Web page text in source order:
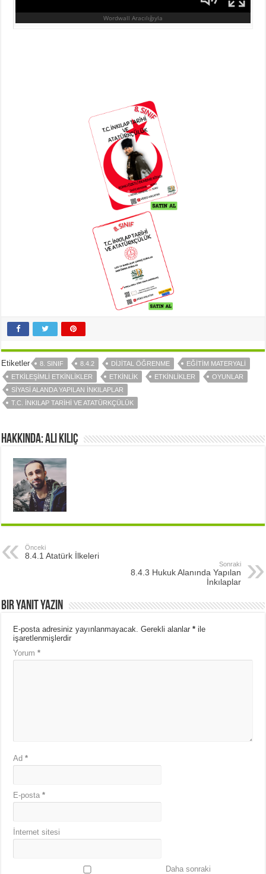
Etiketler 8. SINIF 8.4.2 DİJİTAL ÖĞRENME
EĞİTİM MATERYALİ
ETKİLEŞİMLİ ETKİNLİKLER
ETKİNLİK ETKİNLİKLER
OYUNLAR
SİYASİ ALANDA YAPILAN İNKILAPLAR
T.C. İNKILAP TARİHİ VE ATATÜRKÇÜLÜK
Hakkında: Ali Kılıç
Önceki
8.4.1 Atatürk İlkeleri
Sonraki
8.4.3 Hukuk Alanında Yapılan
İnkılaplar
Bir yanıt yazın
E-posta adresiniz yayınlanmayacak. Gerekli alanlar* ile
işaretlenmişlerdir
Yorum*
Ad*
E-posta*
İnternet sitesi
Daha sonraki